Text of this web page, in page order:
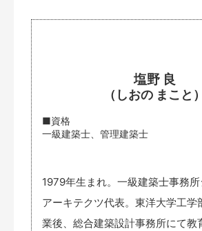
塩野 良
（しおの まこと）
■資格
一級建築士、管理建築士
1979年生まれ。一級建築士事務所
アーキテクツ代表。東洋大学工学
業後、総合建築設計事務所にて教